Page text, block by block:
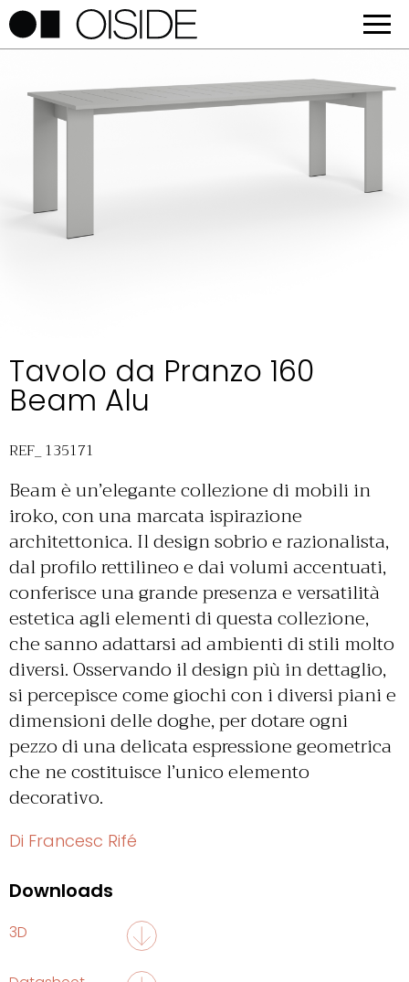
Tavolo da Pranzo 160
Beam Alu
REF_ 135171
Beam è un’elegante collezione di mobili in
iroko, con una marcata ispirazione
architettonica. Il design sobrio e razionalista,
dal profilo rettilineo e dai volumi accentuati,
conferisce una grande presenza e versatilità
estetica agli elementi di questa collezione,
che sanno adattarsi ad ambienti di stili molto
diversi. Osservando il design più in dettaglio,
si percepisce come giochi con i diversi piani e
dimensioni delle doghe, per dotare ogni
pezzo di una delicata espressione geometrica
che ne costituisce l’unico elemento
decorativo.
Di Francesc Rifé
Downloads
3D